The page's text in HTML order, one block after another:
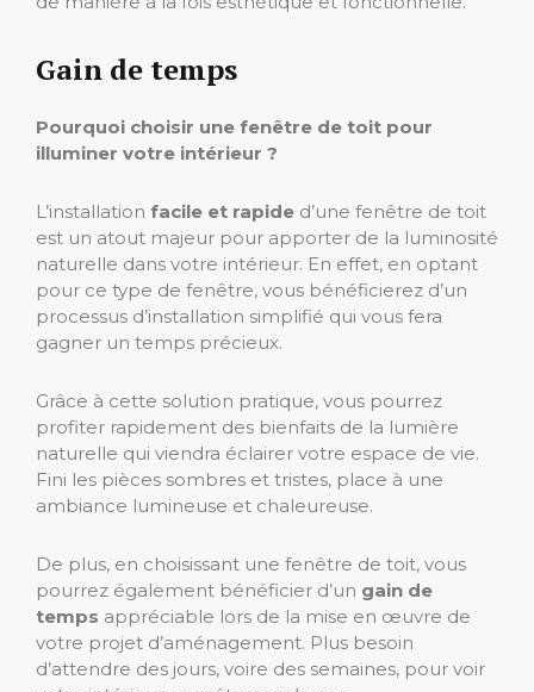
Gain de temps
Pourquoi choisir une fenêtre de toit pour
illuminer votre intérieur ?
L’installation facile et rapide d’une fenêtre de toit
est un atout majeur pour apporter de la luminosité
naturelle dans votre intérieur. En effet, en optant
pour ce type de fenêtre, vous bénéficierez d’un
processus d’installation simplifié qui vous fera
gagner un temps précieux.
Grâce à cette solution pratique, vous pourrez
profiter rapidement des bienfaits de la lumière
naturelle qui viendra éclairer votre espace de vie.
Fini les pièces sombres et tristes, place à une
ambiance lumineuse et chaleureuse.
De plus, en choisissant une fenêtre de toit, vous
pourrez également bénéficier d’un gain de
temps appréciable lors de la mise en œuvre de
votre projet d’aménagement. Plus besoin
d’attendre des jours, voire des semaines, pour voir